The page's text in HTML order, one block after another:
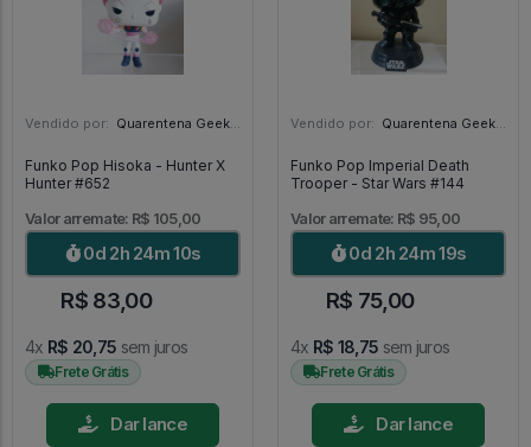
Vendido por: Quarentena Geek Store - SP
Funko Pop Hisoka - Hunter X
Hunter #652
Valor arremate: R$ 105,00
0d 2h 24m 9s
R$ 83,00
4x R$ 20,75 sem juros
Frete Grátis
Dar lance
Vendido por: Quarentena Geek Store - SP
Funko Pop Imperial Death
Trooper - Star Wars #144
Valor arremate: R$ 95,00
0d 2h 24m 18s
R$ 75,00
4x R$ 18,75 sem juros
Frete Grátis
Dar lance